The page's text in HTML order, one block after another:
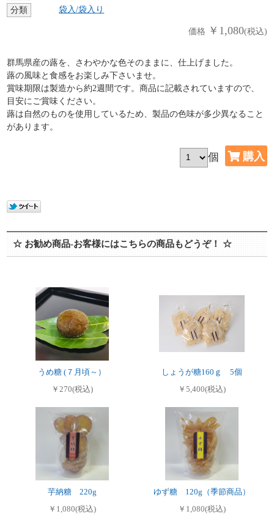
分類
袋入/袋入り
価格 ￥1,080(税込)
群馬県産の蕗を、さわやかな色そのままに、仕上げました。
蕗の風味と食感をお楽しみ下さいませ。
賞味期限は製造から約2週間です。商品に記載されていますので、
目安にご賞味ください。
蕗は自然のものを使用しているため、製品の色味が多少異なること
があります。
個
☆ お勧め商品-お客様にはこちらの商品もどうぞ！ ☆
うめ糖 (７月頃～）
￥270(税込)
しょうが糖160ｇ 5個
￥5,400(税込)
芋納糖 220g
￥1,080(税込)
ゆず糖 120g（季節商品）
￥1,080(税込)